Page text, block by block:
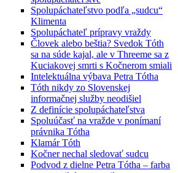
Spolupáchateľstvo podľa „sudcu“
Klimenta
Spolupáchateľ prípravy vraždy
Človek alebo beštia? Svedok Tóth
sa na súde kajal, ale v Threeme sa z
Kuciakovej smrti s Kočnerom smiali
Intelektuálna výbava Petra Tótha
Tóth nikdy zo Slovenskej
informačnej služby neodišiel
Z definície spolupáchateľstva
Spoluúčasť na vražde v ponímaní
právnika Tótha
Klamár Tóth
Kočner nechal sledovať sudcu
Podvod z dielne Petra Tótha – farba